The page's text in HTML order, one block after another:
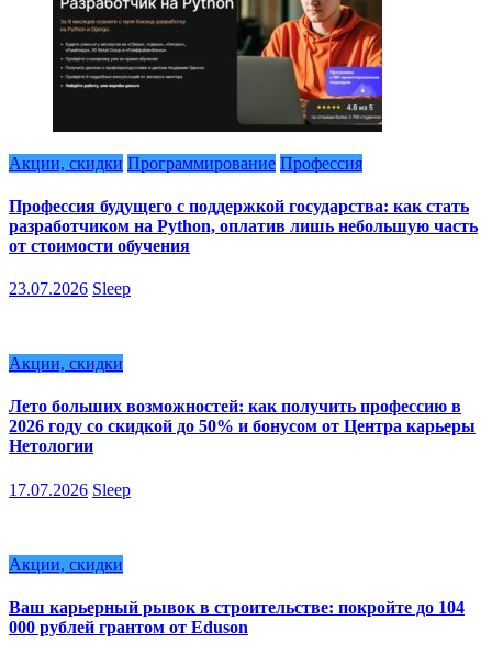
Акции, скидки Программирование Профессия
Профессия будущего с поддержкой государства: как стать
разработчиком на Python, оплатив лишь небольшую часть
от стоимости обучения
23.07.2026 Sleep
Акции, скидки
Лето больших возможностей: как получить профессию в
2026 году со скидкой до 50% и бонусом от Центра карьеры
Нетологии
17.07.2026 Sleep
Акции, скидки
Ваш карьерный рывок в строительстве: покройте до 104
000 рублей грантом от Eduson